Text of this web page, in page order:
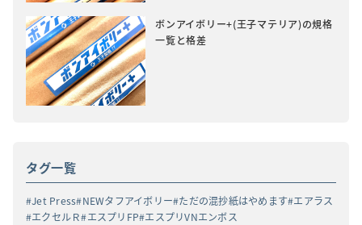
ボンアイボリー+(王子マテリア)の規格
一覧と格差
タグ一覧
Jet Press NEWタフアイボリー ただの混抄紙はやめます エアラス
エクセルＲ エスプリFP エスプリVNエンボス